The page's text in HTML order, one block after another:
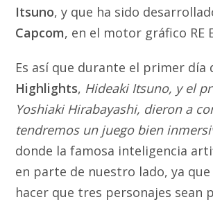
Itsuno, y que ha sido
Capcom, en el motor gráfico RE
Es así que durante el primer día
Highlights, Hideaki Itsuno, y el
Yoshiaki Hirabayashi, dieron a
tendremos un juego bien
donde la famosa inteligencia
en parte de nuestro lado, ya
hacer que tres personajes sean